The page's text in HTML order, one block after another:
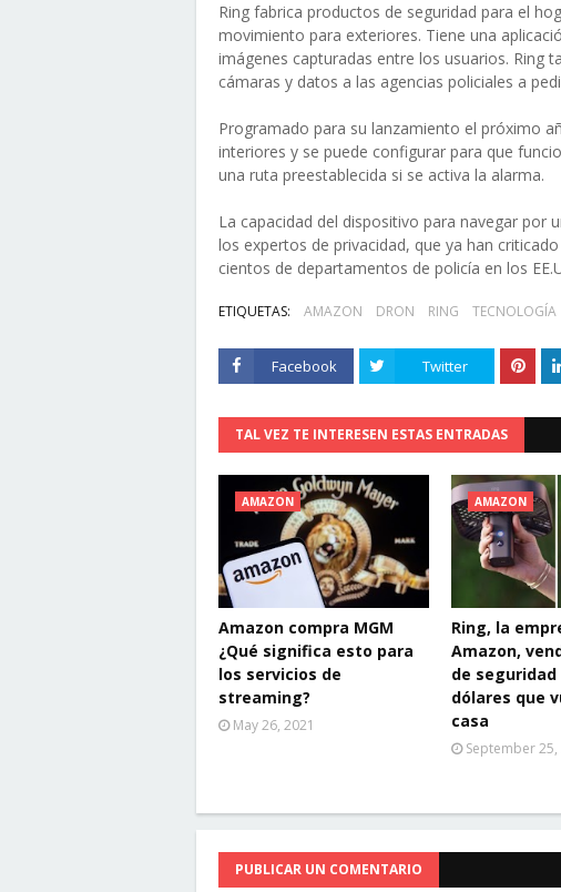
Ring fabrica productos de seguridad para el
movimiento para exteriores. Tiene una
imágenes capturadas entre los usuarios. Ring
cámaras y datos a las agencias policiales a
Programado para su lanzamiento el próximo
interiores y se puede configurar para que
una ruta preestablecida si se activa la alarma.
La capacidad del dispositivo para navegar por
los expertos de privacidad, que ya han
cientos de departamentos de policía en los
ETIQUETAS: AMAZON DRON RING TECNOLOGÍA
Facebook Twitter
TAL VEZ TE INTERESEN ESTAS ENTRADAS
AMAZON
Amazon compra MGM
¿Qué significa esto para
los servicios de
streaming?
May 26, 2021
AMAZON
Ring, la
Amazon,
de seguridad
dólares que
casa
September 25,
PUBLICAR UN COMENTARIO